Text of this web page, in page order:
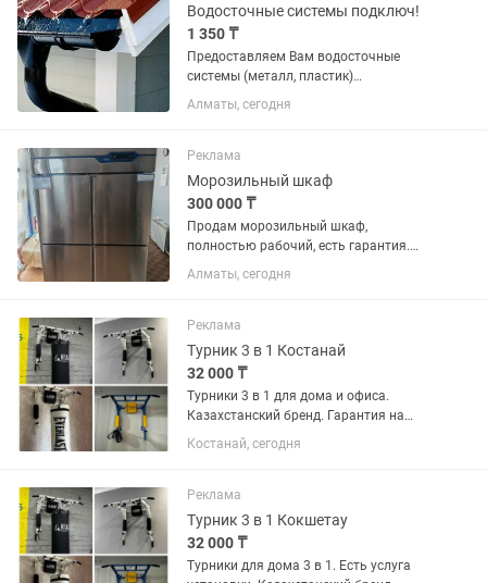
Водосточные системы подключ!
1 350 ₸
Предоставляем Вам водосточные
системы (металл, пластик)
производство: Россия, Германия)
Гарантия от 10 лет. Выезд и доставка
услуги монтажа и демонтажа подключ!
Алматы, сегодня
Реклама
Морозильный шкаф
300 000 ₸
Продам морозильный шкаф,
полностью рабочий, есть гарантия.
Характеристики: Модель: FRX-F-4
Объем: 870 л Количество дверей: 4
Напряжение: 220 В Частота: 50...
Алматы, сегодня
Реклама
Турник 3 в 1 Костанай
32 000 ₸
Турники 3 в 1 для дома и офиса.
Казахстанский бренд. Гарантия на
турник 7 лет. Есть услуга установки.
Костанай, сегодня
Реклама
Турник 3 в 1 Кокшетау
32 000 ₸
Турники для дома 3 в 1. Есть услуга